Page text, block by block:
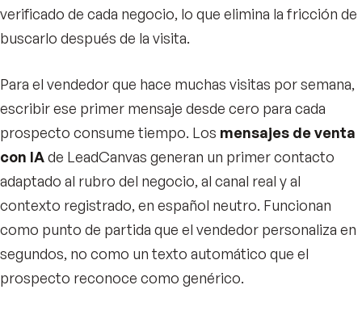
verificado de cada negocio, lo que elimina la fricción de
buscarlo después de la visita.
Para el vendedor que hace muchas visitas por semana,
escribir ese primer mensaje desde cero para cada
prospecto consume tiempo. Los mensajes de venta
con IAde LeadCanvas generan un primer contacto
adaptado al rubro del negocio, al canal real y al
contexto registrado, en español neutro. Funcionan
como punto de partida que el vendedor personaliza en
segundos, no como un texto automático que el
prospecto reconoce como genérico.